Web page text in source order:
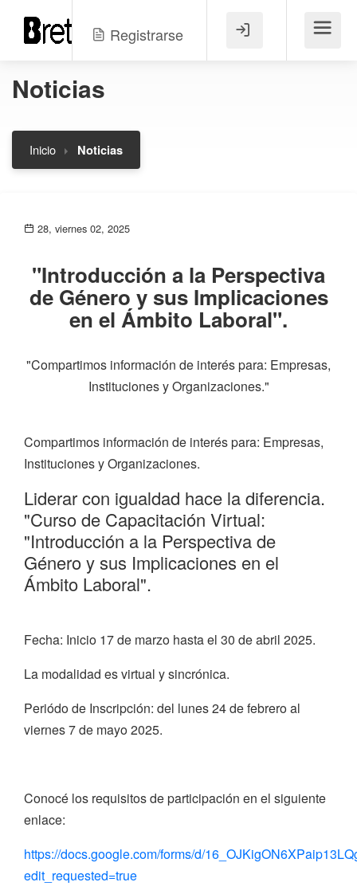
Registrarse Menú
Noticias
Inicio Noticias
28, viernes 02, 2025
"Introducción a la Perspectiva
de Género y sus Implicaciones
en el Ámbito Laboral".
"Compartimos información de interés para: Empresas,
Instituciones y Organizaciones."
Compartimos información de interés para: Empresas,
Instituciones y Organizaciones.
Liderar con igualdad hace la diferencia.
"Curso de Capacitación Virtual:
"Introducción a la Perspectiva de
Género y sus Implicaciones en el
Ámbito Laboral".
Fecha: Inicio 17 de marzo hasta el 30 de abril 2025.
La modalidad es virtual y sincrónica.
Periódo de Inscripción: del lunes 24 de febrero al
viernes 7 de mayo 2025.
Conocé los requisitos de participación en el siguiente
enlace:
https://docs.google.com/forms/d/
edit_requested=true